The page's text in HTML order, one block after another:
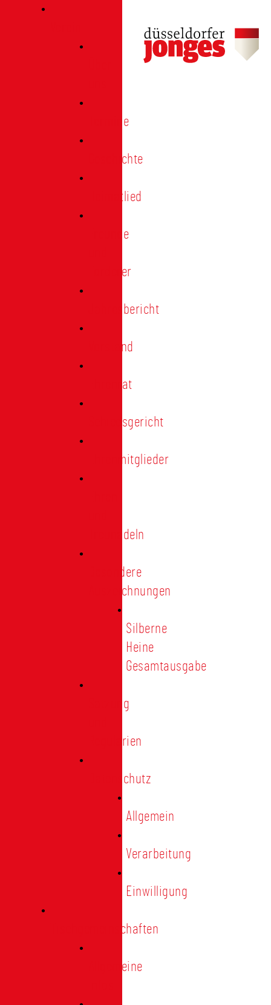
Termine
Geschichte
Heimatlied
Freunde
Förderer
Jahresbericht
Vorstand
Ehrenrat
Schiedsgericht
Ehrenmitglieder
Treunadeln
Besondere
Auszeichnungen
Silberne
Heine
Gesamtausgabe
Satzung
Regularien
Datenschutz
Allgemein
Verarbeitung
Einwilligung
Tischgemeinschaften
Allgemeine